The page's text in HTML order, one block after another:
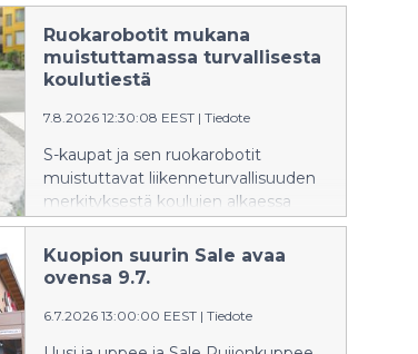
Ruokarobotit mukana
muistuttamassa turvallisesta
koulutiestä
7.8.2026 12:30:08 EEST | Tiedote
S-kaupat ja sen ruokarobotit
muistuttavat liikenneturvallisuuden
merkityksestä koulujen alkaessa
Valppain mielin -tempauksella.
Kuopion suurin Sale avaa
ovensa 9.7.
6.7.2026 13:00:00 EEST | Tiedote